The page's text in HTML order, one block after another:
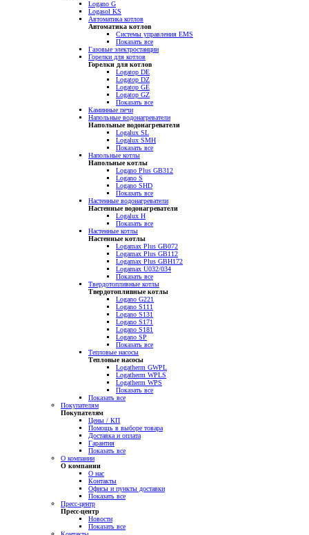
Logano G
Logasol KS
Автоматика котлов
Автоматика котлов
Системы управления EMS
Показать все
Газовые электростанции
Горелки для котлов
Горелки для котлов
Logatop DE
Logatop DZ
Logatop GE
Logatop GZ
Показать все
Каминные печи
Напольные водонагреватели
Напольные водонагреватели
Logalux SL
Logalux SMH
Показать все
Напольные котлы
Напольные котлы
Logano Plus GB312
Logano S
Logano SHD
Показать все
Настенные водонагреватели
Настенные водонагреватели
Logalux H
Показать все
Настенные котлы
Настенные котлы
Logamax Plus GB072
Logamax Plus GB112
Logamax Plus GBH172
Logamax U032/034
Показать все
Твердотопливные котлы
Твердотопливные котлы
Logano G221
Logano S111
Logano S131
Logano S171
Logano S181
Logano SP
Показать все
Тепловые насосы
Тепловые насосы
Logatherm GWPL
Logatherm WPLS
Logatherm WPS
Показать все
Показать все
Покупателям
Покупателям
Цены / КП
Помощь в выборе товара
Доставка и оплата
Гарантия
Показать все
О компании
О компании
О нас
Контакты
Офисы и пункты доставки
Показать все
Пресс-центр
Пресс-центр
Новости
Показать все